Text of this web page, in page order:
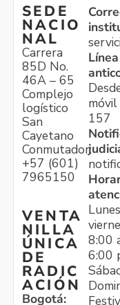
SEDE
NACIO
NAL
Carrera
85D No.
46A – 65
Complejo
logístico
San
Cayetano
Conmutador:
+57 (601)
7965150
VENTA
NILLA
ÚNICA
DE
RADIC
ACIÓN
Bogotá:
Línea
157
8:00
6:00